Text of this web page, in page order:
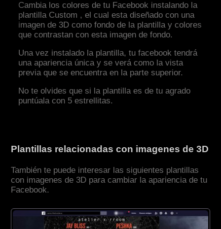
Cambia los colores de tu Facebook instalando la
plantilla Custom , el cual esta diseñado con una
imagen de 3D como fondo de la plantilla y colores
que contrastan con esta imagen de fondo.
Una vez instalado la plantilla, tu facebook tendrá
una apariencia única y se verá como la vista
previa que se encuentra en la parte superior.
No te olvides que si la plantilla es de tu agrado
puntúala con 5 estrellitas.
Plantillas relacionadas con imagenes de 3D
También te puede interesar las siguientes plantillas
con imagenes de 3D para cambiar la apariencia de tu
Facebook.